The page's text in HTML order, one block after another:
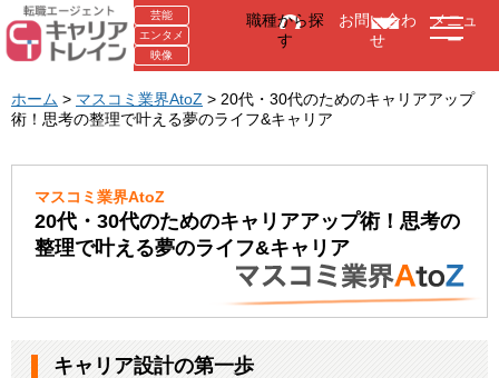
芸能
エンタメ
映像
職種から探
す
お問い合わ
せ
メニュ
ー
ホーム > マスコミ業界AtoZ > 20代・30代のためのキャリアアップ
術！思考の整理で叶える夢のライフ&キャリア
マスコミ業界AtoZ
20代・30代のためのキャリアアップ術！思考の
整理で叶える夢のライフ&キャリア
キャリア設計の第一歩